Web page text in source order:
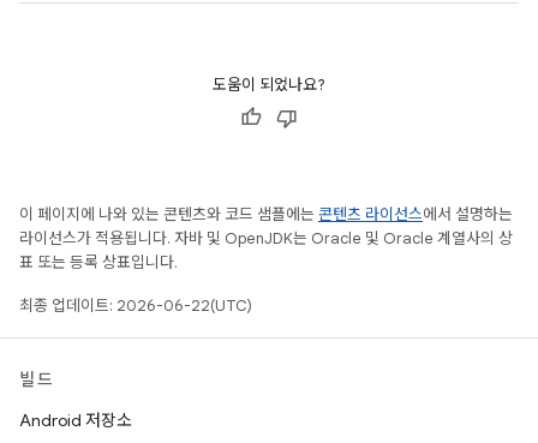
도움이 되었나요?
이 페이지에 나와 있는 콘텐츠와 코드 샘플에는 콘텐츠 라이선스에서 설명하는
라이선스가 적용됩니다. 자바 및 OpenJDK는 Oracle 및 Oracle 계열사의 상
표 또는 등록 상표입니다.
최종 업데이트: 2026-06-22(UTC)
빌드
Android 저장소